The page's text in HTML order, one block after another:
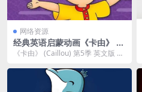
网络资源
经典英语启蒙动画《卡由》 第
5季 英文版 共26集
《卡由》 (Caillou) 第5季 英文版 是
岁...